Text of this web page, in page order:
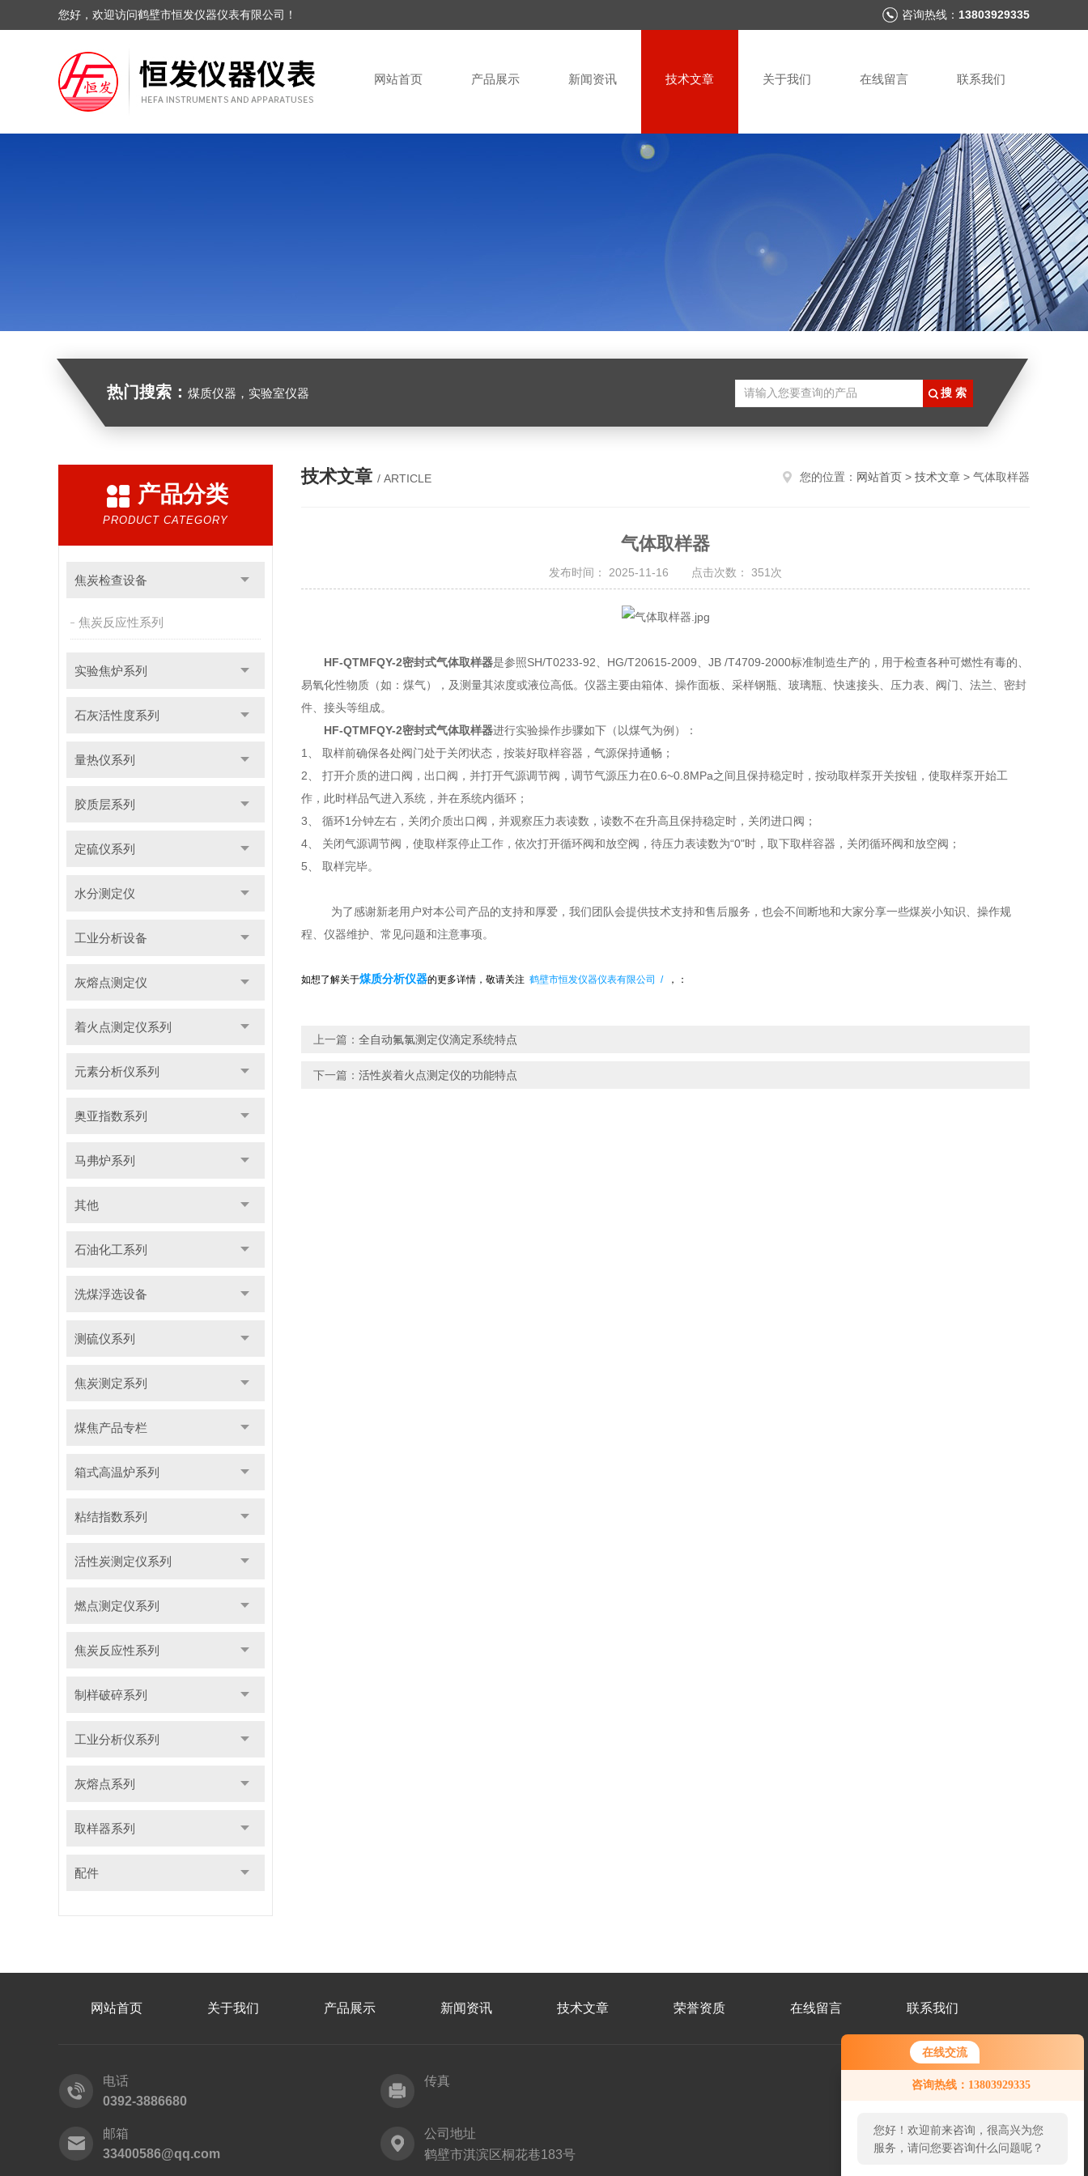
在线交流
咨询热线：13803929335
您好！欢迎前来咨询，很高兴为您
服务，请问您要咨询什么问题呢？
您好，欢迎访问鹤壁市恒发仪器仪表有限公司！ 咨询热线： 13803929335
网站首页 产品展示 新闻资讯 技术文章 关于我们 在线留言 联系我们
热门搜索： 煤质仪器，实验室仪器
产品分类
PRODUCT CATEGORY
焦炭检查设备
焦炭反应性系列
实验焦炉系列
石灰活性度系列
量热仪系列
胶质层系列
定硫仪系列
水分测定仪
工业分析设备
灰熔点测定仪
着火点测定仪系列
元素分析仪系列
奥亚指数系列
马弗炉系列
其他
石油化工系列
洗煤浮选设备
测硫仪系列
焦炭测定系列
煤焦产品专栏
箱式高温炉系列
粘结指数系列
活性炭测定仪系列
燃点测定仪系列
焦炭反应性系列
制样破碎系列
工业分析仪系列
灰熔点系列
取样器系列
配件
技术文章 / ARTICLE 您的位置： 网站首页 > 技术文章 > 气体取样器
气体取样器
发布时间： 2025-11-16 点击次数： 351次
HF-QTMFQY-2密封式气体取样器是参照SH/T0233-92、HG/T20615-2009、JB /T4709-2000标准制造生产的，用于检查各种可燃性有毒的、
易氧化性物质（如：煤气），及测量其浓度或液位高低。仪器主要由箱体、操作面板、采样钢瓶、玻璃瓶、快速接头、压力表、阀门、法兰、密封
件、接头等组成。
HF-QTMFQY-2密封式气体取样器进行实验操作步骤如下（以煤气为例）：
1、 取样前确保各处阀门处于关闭状态，按装好取样容器，气源保持通畅；
2、 打开介质的进口阀，出口阀，并打开气源调节阀，调节气源压力在0.6~0.8MPa之间且保持稳定时，按动取样泵开关按钮，使取样泵开始工
作，此时样品气进入系统，并在系统内循环；
3、 循环1分钟左右，关闭介质出口阀，并观察压力表读数，读数不在升高且保持稳定时，关闭进口阀；
4、 关闭气源调节阀，使取样泵停止工作，依次打开循环阀和放空阀，待压力表读数为“0"时，取下取样容器，关闭循环阀和放空阀；
5、 取样完毕。
为了感谢新老用户对本公司产品的支持和厚爱，我们团队会提供技术支持和售后服务，也会不间断地和大家分享一些煤炭小知识、操作规
程、仪器维护、常见问题和注意事项。
如想了解关于煤质分析仪器的更多详情，敬请关注 鹤壁市恒发仪器仪表有限公司 / ，：
上一篇： 全自动氟氯测定仪滴定系统特点
下一篇： 活性炭着火点测定仪的功能特点
网站首页 关于我们 产品展示 新闻资讯 技术文章 荣誉资质 在线留言 联系我们
电话
0392-3886680
传真
邮箱
33400586@qq.com
公司地址
鹤壁市淇滨区桐花巷183号
号
二